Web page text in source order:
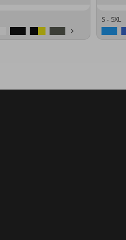
S - 5XL